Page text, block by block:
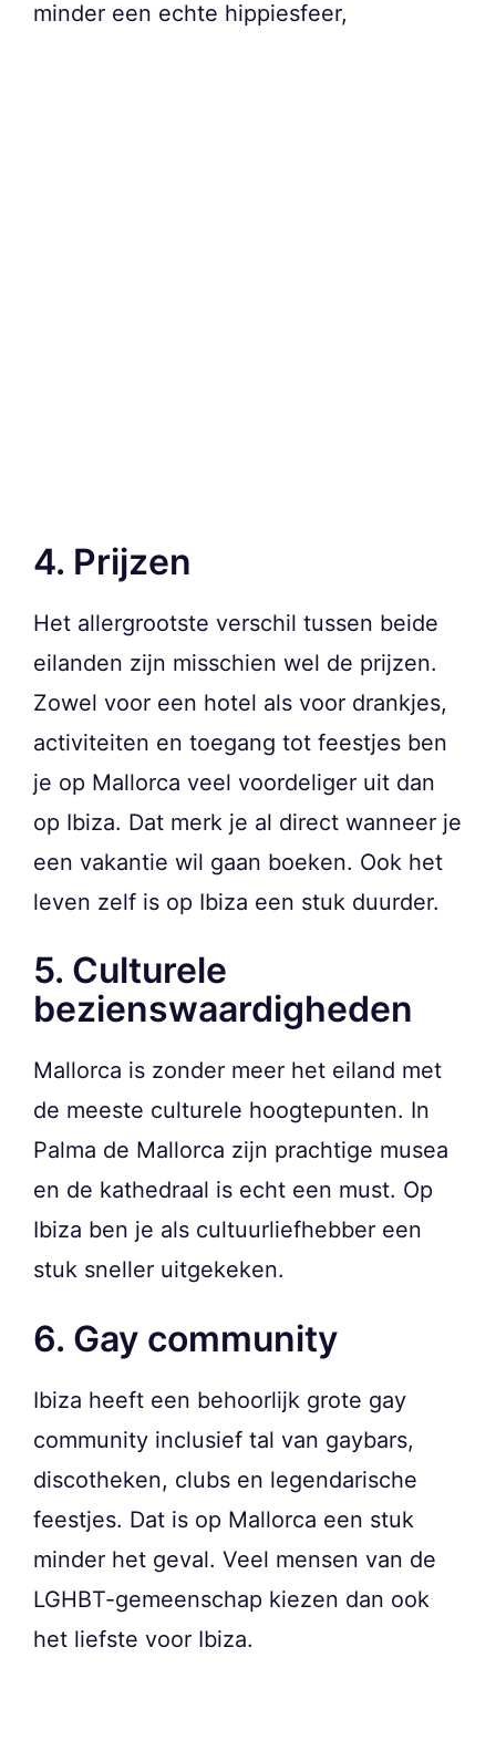
minder een echte hippiesfeer,
4. Prijzen
Het allergrootste verschil tussen beide
eilanden zijn misschien wel de prijzen.
Zowel voor een hotel als voor drankjes,
activiteiten en toegang tot feestjes ben
je op Mallorca veel voordeliger uit dan
op Ibiza. Dat merk je al direct wanneer je
een vakantie wil gaan boeken. Ook het
leven zelf is op Ibiza een stuk duurder.
5. Culturele
bezienswaardigheden
Mallorca is zonder meer het eiland met
de meeste culturele hoogtepunten. In
Palma de Mallorca zijn prachtige musea
en de kathedraal is echt een must. Op
Ibiza ben je als cultuurliefhebber een
stuk sneller uitgekeken.
6. Gay community
Ibiza heeft een behoorlijk grote gay
community inclusief tal van gaybars,
discotheken, clubs en legendarische
feestjes. Dat is op Mallorca een stuk
minder het geval. Veel mensen van de
LGHBT-gemeenschap kiezen dan ook
het liefste voor Ibiza.